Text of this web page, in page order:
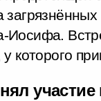
которого
участие